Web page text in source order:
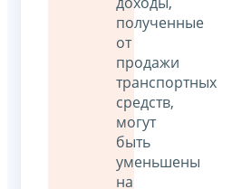
полученные
от
продажи
транспортных
средств,
могут
быть
уменьшены
на